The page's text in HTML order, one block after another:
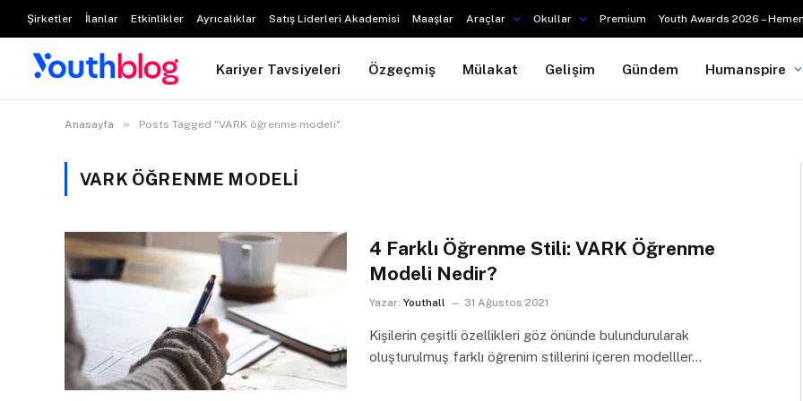
Şirketler İlanlar Etkinlikler Ayrıcalıklar Satış Liderleri Akademisi Maaşlar Araçlar Okullar Premium Youth Awards 2026 –
Kariyer Tavsiyeleri Özgeçmiş Mülakat Gelişim Gündem Humanspire
Anasayfa » Posts Tagged "VARK öğrenme modeli"
VARK ÖĞRENME MODELI
4 Farklı Öğrenme Stili: VARK Öğrenme
Modeli Nedir?
Yazar: Youthall 31 Ağustos 2021
Kişilerin çeşitli özellikleri göz önünde bulundurularak
oluşturulmuş farklı öğrenim stillerini içeren modelller…